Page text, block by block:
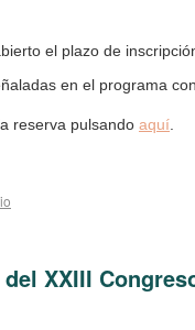
el plazo de
en el programa
reserva pulsando aquí
XXIII